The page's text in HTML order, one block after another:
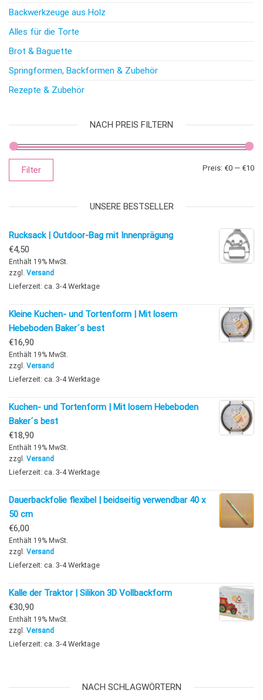
Backwerkzeuge aus Holz
Alles für die Torte
Brot & Baguette
Springformen, Backformen & Zubehör
Rezepte & Zubehör
NACH PREIS FILTERN
Filter Preis: €0 — €10
UNSERE BESTSELLER
Rucksack | Outdoor-Bag mit Innenprägung
€4,50
Enthält 19% MwSt.
zzgl. Versand
Lieferzeit: ca. 3-4 Werktage
Kleine Kuchen- und Tortenform | Mit losem
Hebeboden Baker´s best
€16,90
Enthält 19% MwSt.
zzgl. Versand
Lieferzeit: ca. 3-4 Werktage
Kuchen- und Tortenform | Mit losem Hebeboden
Baker´s best
€18,90
Enthält 19% MwSt.
zzgl. Versand
Lieferzeit: ca. 3-4 Werktage
Dauerbackfolie flexibel | beidseitig verwendbar 40 x
50 cm
€6,00
Enthält 19% MwSt.
zzgl. Versand
Lieferzeit: ca. 3-4 Werktage
Kalle der Traktor | Silikon 3D Vollbackform
€30,90
Enthält 19% MwSt.
zzgl. Versand
Lieferzeit: ca. 3-4 Werktage
NACH SCHLAGWÖRTERN